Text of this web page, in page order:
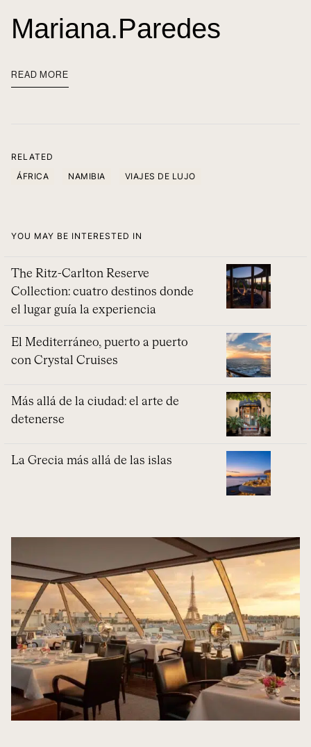
Mariana.paredes
READ MORE
RELATED
ÁFRICA
NAMIBIA VIAJES DE LUJO
YOU MAY BE INTERESTED IN
The Ritz-Carlton Reserve
Collection: cuatro destinos donde
el lugar guía la experiencia
El Mediterráneo, puerto a puerto
con Crystal Cruises
Más allá de la ciudad: el arte de
detenerse
La Grecia más allá de las islas